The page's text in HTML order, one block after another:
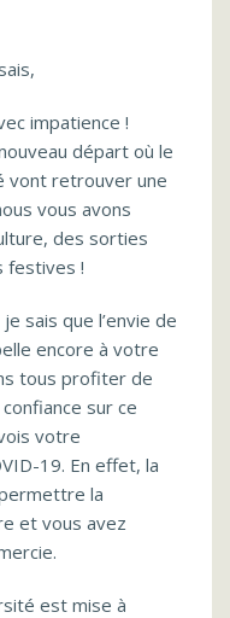
impatience !
départ où le
vont retrouver une
vous avons
des sorties
festives !
sais que l’envie de
encore à votre
tous profiter de
sur ce
votre
19. En effet, la
la
et vous avez
est mise à